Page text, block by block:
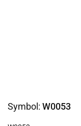
Symbol: W0053